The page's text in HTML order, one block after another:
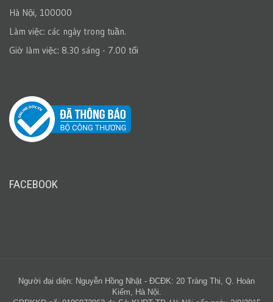
Hà Nội, 100000
Làm việc: các ngày trong tuần.
Giờ làm việc: 8.30 sáng - 7.00 tối
FACEBOOK
Người đại diện: Nguyễn Hồng Nhật - ĐCĐK: 20 Tràng Thi, Q. Hoàn
Kiếm, Hà Nội.